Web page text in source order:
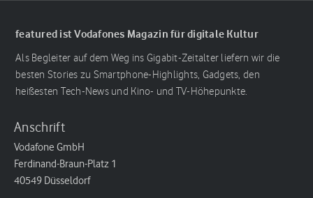
featured ist Vodafones Magazin für digitale Kultur
Als Begleiter auf dem Weg ins Gigabit-Zeitalter liefern wir die
besten Stories zu Smartphone-Highlights, Gadgets, den
heißesten Tech-News und Kino- und TV-Höhepunkte.
Anschrift
Vodafone GmbH
Ferdinand-Braun-Platz 1
40549 Düsseldorf